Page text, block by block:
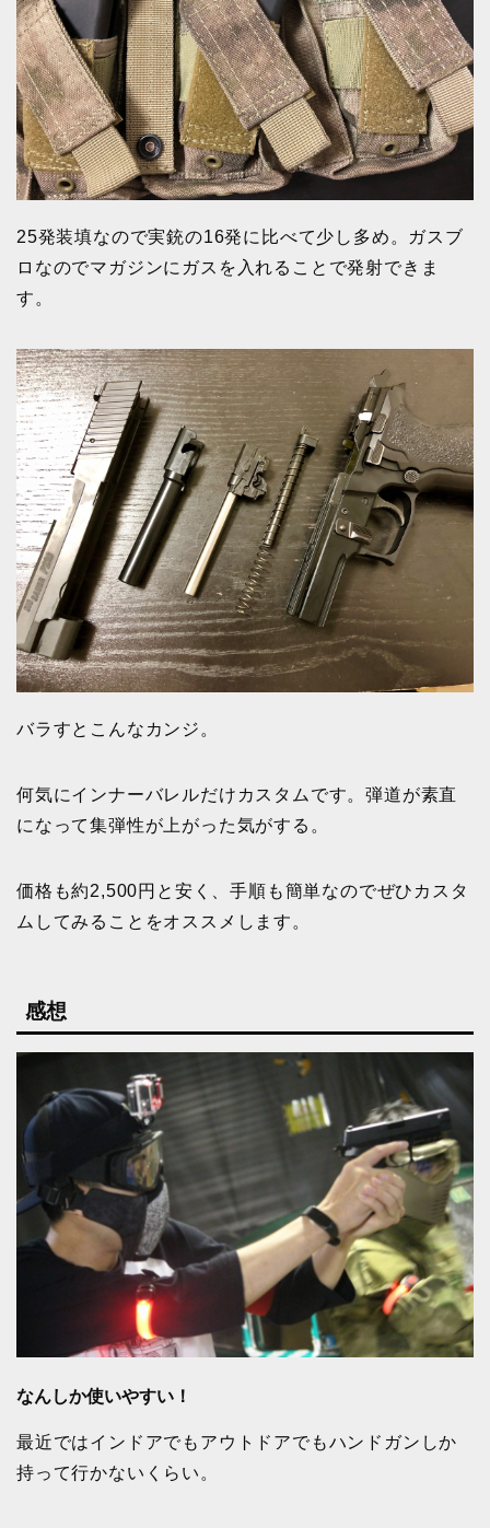
25発装填なので実銃の16発に比べて少し多め。ガスブ
ロなのでマガジンにガスを入れることで発射できま
す。
バラすとこんなカンジ。
何気にインナーバレルだけカスタムです。弾道が素直
になって集弾性が上がった気がする。
価格も約2,500円と安く、手順も簡単なのでぜひカスタ
ムしてみることをオススメします。
感想
なんしか使いやすい！
最近ではインドアでもアウトドアでもハンドガンしか
持って行かないくらい。